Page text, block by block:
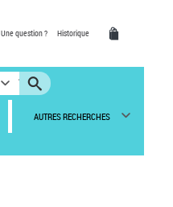
Une question ? Historique
AUTRES RECHERCHES